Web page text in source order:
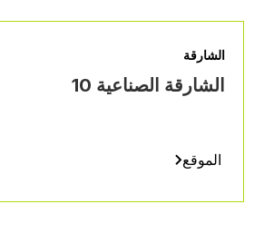
الشارقة
الشارقة الصناعية 10
الموقع